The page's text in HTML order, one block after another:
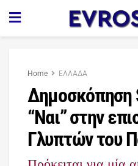
Home ΕΛΛΑΔΑ
Δημοσκόπηση
“Ναι” στην
Γλυπτών του